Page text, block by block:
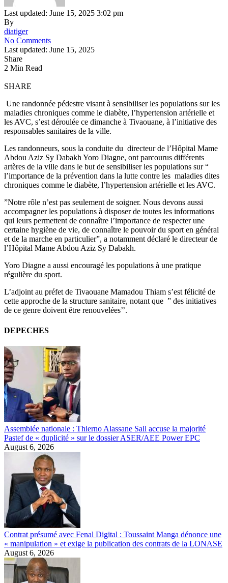
Last updated: June 15, 2025 3:02 pm
By
diatiger
No Comments
Last updated: June 15, 2025
Share
2 Min Read
SHARE
Une randonnée pédestre visant à sensibiliser les populations sur les
maladies chroniques comme le diabète, l’hypertension artérielle et
les AVC, s’est déroulée ce dimanche à Tivaouane, à l’initiative des
responsables sanitaires de la ville.
Les randonneurs, sous la conduite du directeur de l’Hôpital Mame
Abdou Aziz Sy Dabakh Yoro Diagne, ont parcourus différents
artères de la ville dans le but de sensibiliser les populations sur “
l’importance de la prévention dans la lutte contre les maladies dites
chroniques comme le diabète, l’hypertension artérielle et les AVC.
”Notre rôle n’est pas seulement de soigner. Nous devons aussi
accompagner les populations à disposer de toutes les informations
qui leurs permettent de connaître l’importance de respecter une
certaine hygiène de vie, de connaître le pouvoir du sport en général
et de la marche en particulier”, a notamment déclaré le directeur de
l’Hôpital Mame Abdou Aziz Sy Dabakh.
Yoro Diagne a aussi encouragé les populations à une pratique
régulière du sport.
L’adjoint au préfet de Tivaouane Mamadou Thiam s’est félicité de
cette approche de la structure sanitaire, notant que ” des initiatives
de ce genre doivent être renouvelées’’.
DEPECHES
Assemblée nationale : Thierno Alassane Sall accuse la majorité
Pastef de « duplicité » sur le dossier ASER/AEE Power EPC
August 6, 2026
Contrat présumé avec Fenal Digital : Toussaint Manga dénonce une
« manipulation » et exige la publication des contrats de la LONASE
August 6, 2026